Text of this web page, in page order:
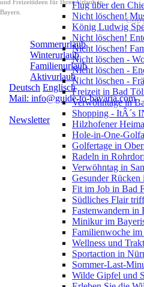
und Freizeitideen für Ihren Urlaub in
Bayern.
Sommerurlaub
Winterurlaub
Familienurlaub
Aktivurlaub
Deutsch Englisch
Mail: info@guide-to-bavaria.com
Newsletter
Flug über den
Nicht löschen!
König Ludwig
Nicht löschen!
Nicht löschen!
Nicht löschen -
Nicht löschen -
Nicht löschen -
Freizeit in Bad
Verwöhntage in
Shopping - ItÂ´s
Hilzhofener
Hole-in-One-
Golfertage in
Radeln in
Verwöhntag in
Gesunder
Fit im Job in Bad
Südliches Flair
Fastenwandern in
Minikur im
Familienwoche
Wellness und
Sportaction in
Sommer-Last-
Wilde Gipfel und